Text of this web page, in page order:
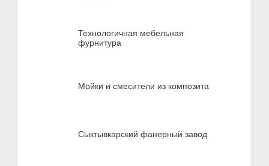
Технологичная мебельная
фурнитура
Мойки и смесители из композита
Сыктывкарский фанерный завод